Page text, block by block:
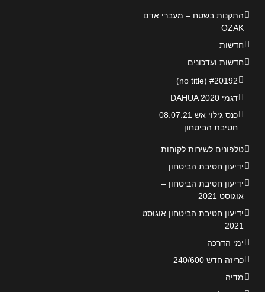
התקנות בשטח – מעברי אדם
OZAK
חדשות
חדשות ועדכונים
#20192 (no title)
דגמי DAHUA 2020
כנס גילוי אש 08.07.21
חטיבת הביטחון
טלפונים לשירות לקוחות
ידיעון חטיבת הביטחון
ידיעון חטיבת הביטחון –
אוגוסט 2021
ידיעון חטיבת הביטחון אוגוסט
2021
ימי הדרכה
כריזה חדש 240/600
מדיה